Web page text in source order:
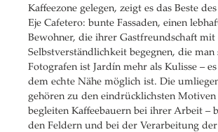
Kaffeezone gelegen, zeigt es das Beste
Eje Cafetero: bunte Fassaden, einen
Bewohner, die ihrer Gastfreundschaft mit
Selbstverständlichkeit begegnen, die
Fotografen ist Jardín mehr als Kulisse –
dem echte Nähe möglich ist. Die
gehören zu den eindrücklichsten
begleiten Kaffeebauern bei ihrer Arbeit –
den Feldern und bei der Verarbeitung der